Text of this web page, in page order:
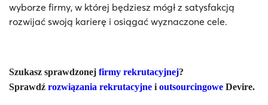
wyborze firmy, w której będziesz mógł z satysfakcją
rozwijać swoją karierę i osiągać wyznaczone cele.
Szukasz sprawdzonej firmy rekrutacyjnej?
Sprawdź rozwiązania rekrutacyjne i outsourcingowe Devire.